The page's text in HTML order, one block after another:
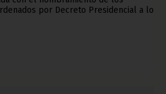
por Decreto Presidencial a lo